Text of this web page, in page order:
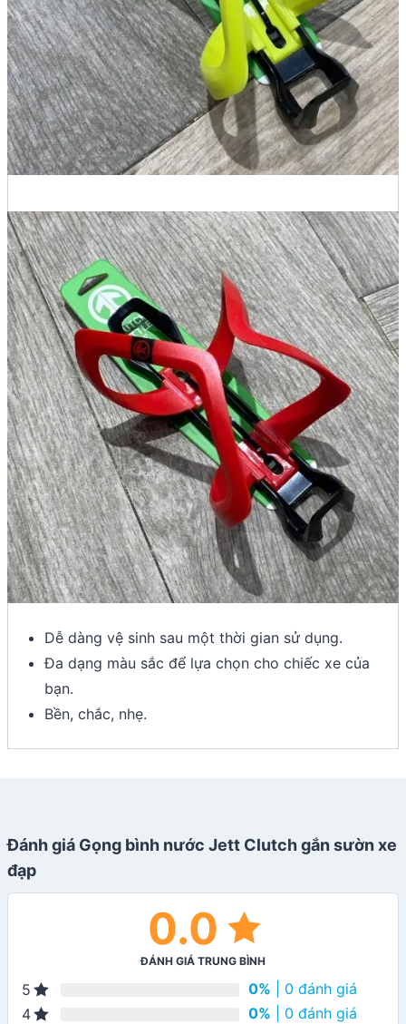
Dễ dàng vệ sinh sau một thời gian sử dụng.
Đa dạng màu sắc để lựa chọn cho chiếc xe của
bạn.
Bền, chắc, nhẹ.
Đánh giá Gọng bình nước Jett Clutch gắn sườn xe
đạp
0.0
ĐÁNH GIÁ TRUNG BÌNH
5 0% | 0 đánh giá
4
0% | 0 đánh giá